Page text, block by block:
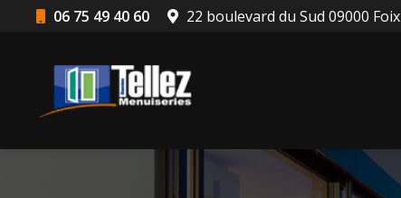
06 75 49 40 60 22 boulevard du Sud 09000 Foix